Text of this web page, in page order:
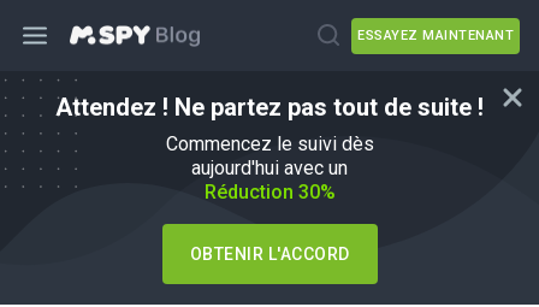
ESSAYEZ MAINTENANT
Attendez ! Ne partez pas tout de suite !
Commencez le suivi dès
aujourd'hui avec un
Réduction 30%
OBTENIR L'ACCORD